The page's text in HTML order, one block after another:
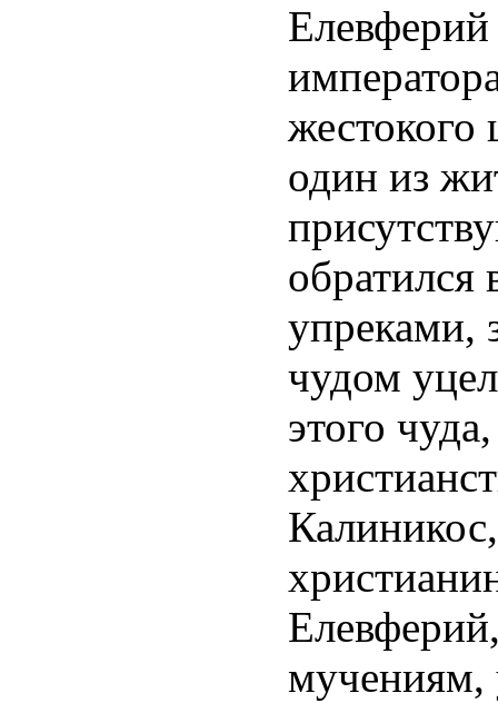
жестокого
один из
обратился
упреками,
чудом
этого
мучениям,